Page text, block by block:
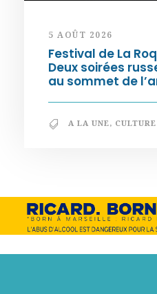
5 AOÛT 2026
Festival de La
Deux soirées
au sommet de
A LA UNE, CULTURE